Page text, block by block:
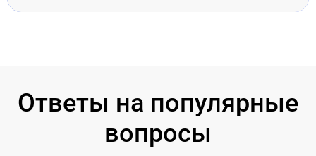
Ответы на популярные
вопросы